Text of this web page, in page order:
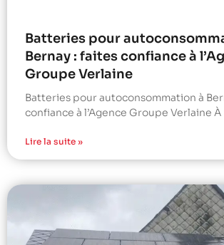
Batteries pour
Bernay : faites confiance à
Groupe Verlaine
Batteries pour autoconsommation à
confiance à l’Agence Groupe Verlaine À
Lire la suite »